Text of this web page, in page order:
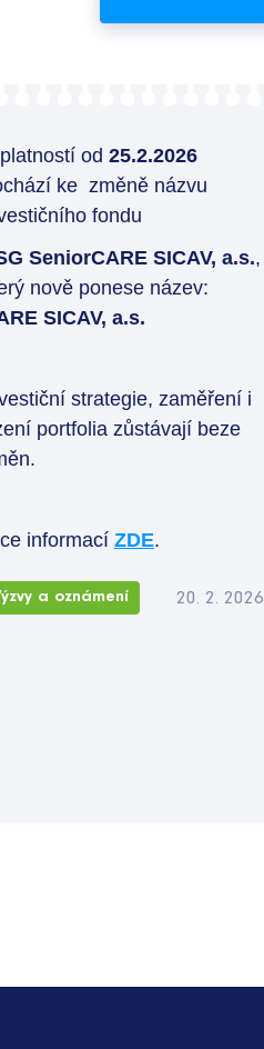
od 25.2.2026
ke změně názvu
fondu
SeniorCARE SICAV, a.s.,
nově ponese název:
SICAV, a.s.
strategie, zaměření i
portfolia zůstávají beze
informací ZDE.
a oznámení 20. 2. 2026